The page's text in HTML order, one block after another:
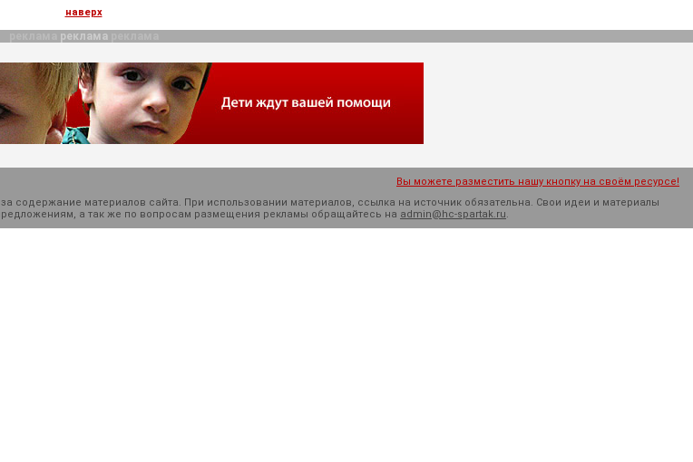
наверх
реклама
Вы можете разместить нашу кнопку на своём ресурсе!
содержание материалов сайта. При использовании материалов, ссылка на источник обязательна. Cвои идеи и материалы
а так же по вопросам размещения рекламы обращайтесь на admin@hc-spartak.ru.